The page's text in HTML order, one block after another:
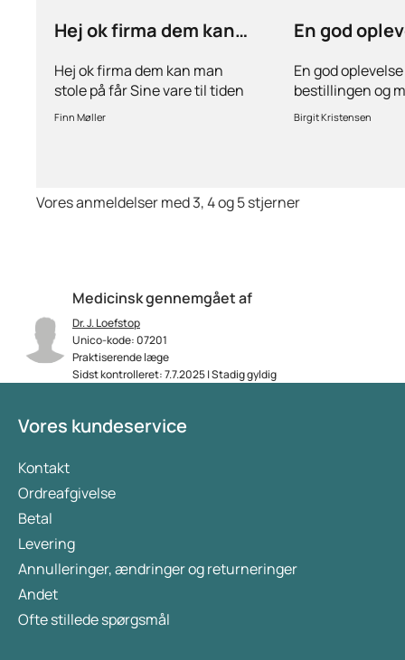
Medicinsk gennemgået af
Dr. J. Loefstop
Unico-kode: 07201
Praktiserende læge
Sidst kontrolleret: 7.7.2025 | Stadig gyldig
Hej ok firma dem kan
Hej ok firma dem kan man
stole på får Sine vare til tiden
hurtig levering inden for 2
Finn Møller
En god
En god
bestillingen og
stille spørgsmål
behov for
Birgit Kristensen
Vores anmeldelser med 3, 4 og 5 stjerner
Vores kundeservice
Kontakt
Ordreafgivelse
Betal
Levering
Annulleringer, ændringer og returneringer
Andet
Ofte stillede spørgsmål